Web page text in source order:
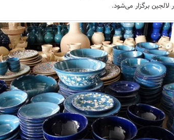
برگزار می‌شود.